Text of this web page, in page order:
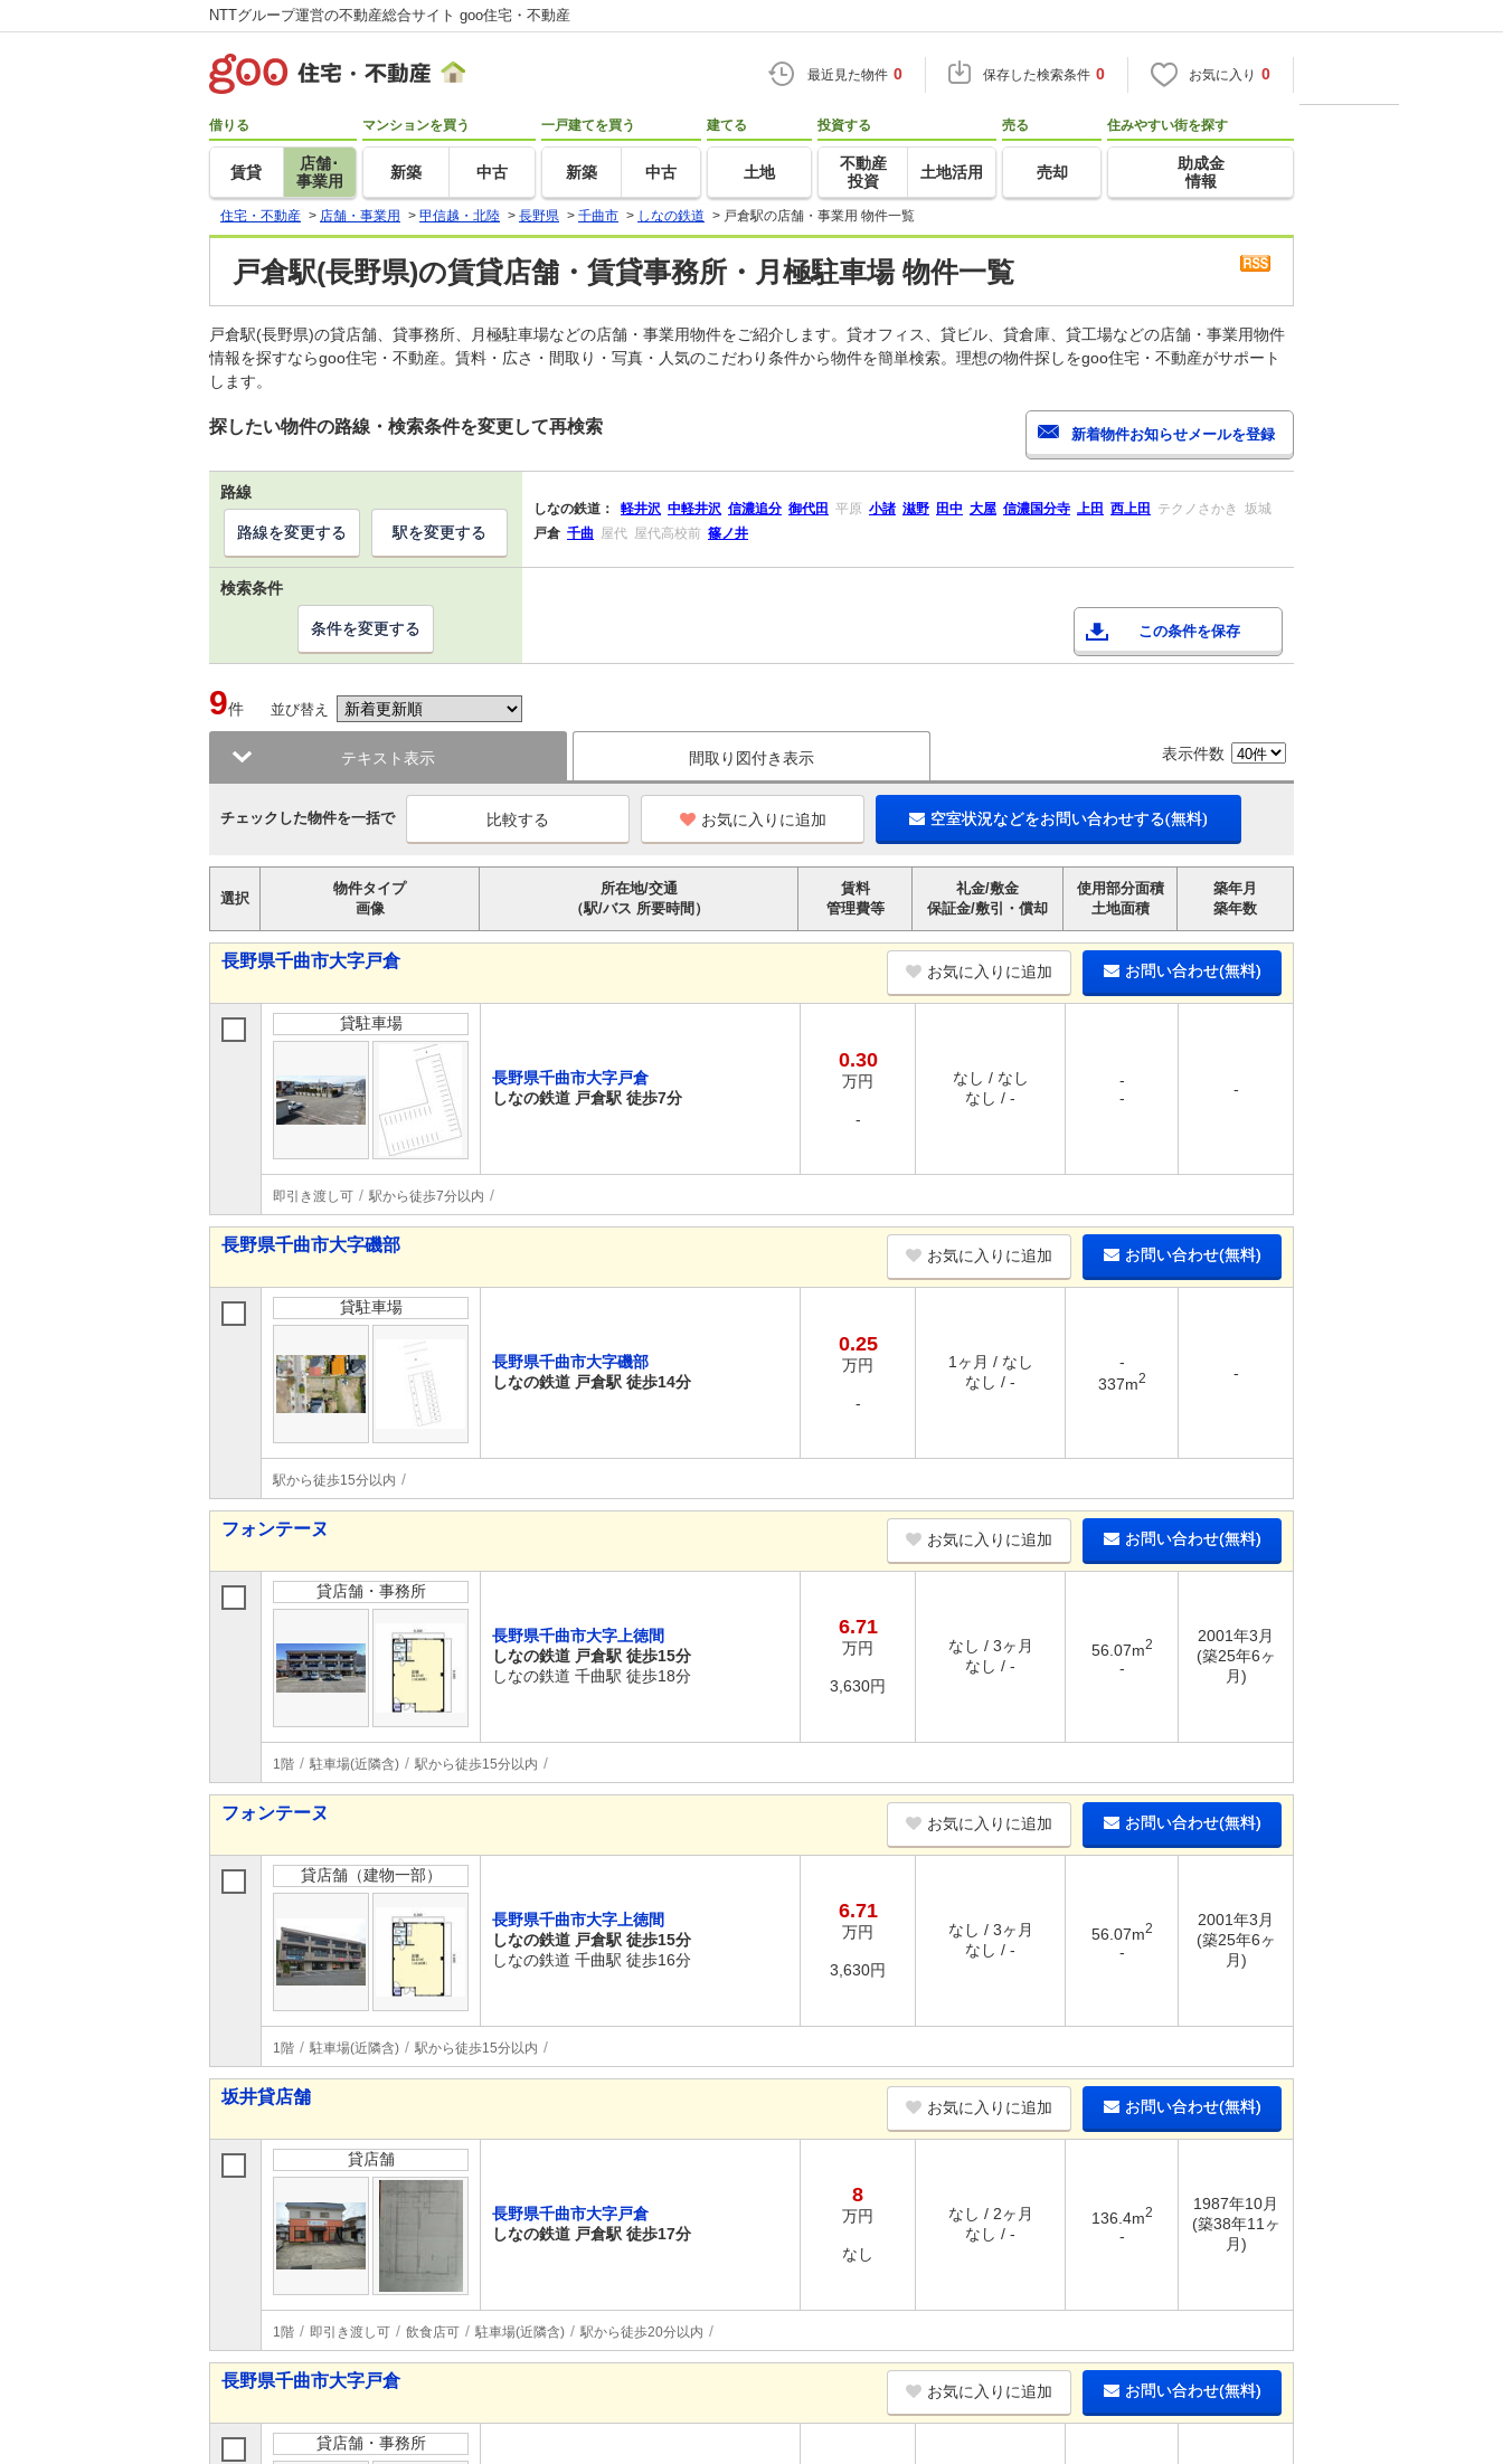
NTTグループ運営の不動産総合サイト goo住宅・不動産
最近見た物件 0 保存した検索条件 0 お気に入り 0
借りる
賃貸
店舗･
事業用
マンションを買う
新築 中古
一戸建てを買う
新築 中古
建てる
土地
投資する
不動産
投資
土地活用
売る
売却
住みやすい街を探す
助成金
情報
住宅・不動産 > 店舗・事業用 > 甲信越・北陸 > 長野県 > 千曲市 > しなの鉄道 > 戸倉駅の店舗・事業用 物件一覧
戸倉駅(長野県)の賃貸店舗・賃貸事務所・月極駐車場 物件一覧
戸倉駅(長野県)の貸店舗、貸事務所、月極駐車場などの店舗・事業用物件をご紹介します。貸オフィス、貸ビル、貸倉庫、貸工場などの店舗・事業用物件
情報を探すならgoo住宅・不動産。賃料・広さ・間取り・写真・人気のこだわり条件から物件を簡単検索。理想の物件探しをgoo住宅・不動産がサポート
します。
探したい物件の路線・検索条件を変更して再検索
路線
しなの鉄道： 軽井沢 中軽井沢 信濃追分 御代田 平原 小諸 滋野 田中 大屋 信濃国分寺 上田 西上田 テクノさかき
坂城
戸倉 千曲 屋代 屋代高校前 篠ノ井
路線を変更する 駅を変更する
検索条件
この条件を保存
条件を変更する
9件 並び替え
テキスト表示 間取り図付き表示 表示件数
チェックした物件を一括で お気に入りに追加 空室状況などをお問い合わせする(無料)
選択
物件タイプ
画像
所在地/交通
（駅/バス 所要時間）
賃料
管理費等
礼金/敷金
保証金/敷引・償却
使用部分面積
土地面積
築年月
築年数
長野県千曲市大字戸倉
お気に入りに追加 お問い合わせ(無料)
貸駐車場
長野県千曲市大字戸倉
しなの鉄道 戸倉駅 徒歩7分
0.30
万円
-
なし / なし
なし / -
-
-
-
即引き渡し可 駅から徒歩7分以内
長野県千曲市大字磯部
お気に入りに追加 お問い合わせ(無料)
貸駐車場
長野県千曲市大字磯部
しなの鉄道 戸倉駅 徒歩14分
0.25
万円
-
1ヶ月 / なし
なし / -
-
337m2 -
駅から徒歩15分以内
フォンテーヌ
お気に入りに追加 お問い合わせ(無料)
貸店舗・事務所
長野県千曲市大字上徳間
しなの鉄道 戸倉駅 徒歩15分
しなの鉄道 千曲駅 徒歩18分
6.71
万円
3,630円
なし / 3ヶ月
なし / -
56.07m2
-
2001年3月
(築25年6ヶ
月)
1階 駐車場(近隣含) 駅から徒歩15分以内
フォンテーヌ
お気に入りに追加 お問い合わせ(無料)
貸店舗（建物一部）
長野県千曲市大字上徳間
しなの鉄道 戸倉駅 徒歩15分
しなの鉄道 千曲駅 徒歩16分
6.71
万円
3,630円
なし / 3ヶ月
なし / -
56.07m2
-
2001年3月
(築25年6ヶ
月)
1階 駐車場(近隣含) 駅から徒歩15分以内
坂井貸店舗
お気に入りに追加 お問い合わせ(無料)
貸店舗
長野県千曲市大字戸倉
しなの鉄道 戸倉駅 徒歩17分
8
万円
なし
なし / 2ヶ月
なし / -
136.4m2
-
1987年10月
(築38年11ヶ
月)
1階 即引き渡し可 飲食店可 駐車場(近隣含) 駅から徒歩20分以内
長野県千曲市大字戸倉
お気に入りに追加 お問い合わせ(無料)
貸店舗・事務所